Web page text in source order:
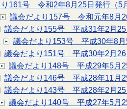
161号 令和2年8月25日発行（5
議会だより157号 令和元年8月
議会だより155号 平成31年2月25
議会だより153号 平成30年8月
議会だより151号 平成30年2月26
議会だより148号 平成29年5月
議会だより146号 平成28年11月
議会だより143号 平成28年2月25
議会だより140号 平成27年5月